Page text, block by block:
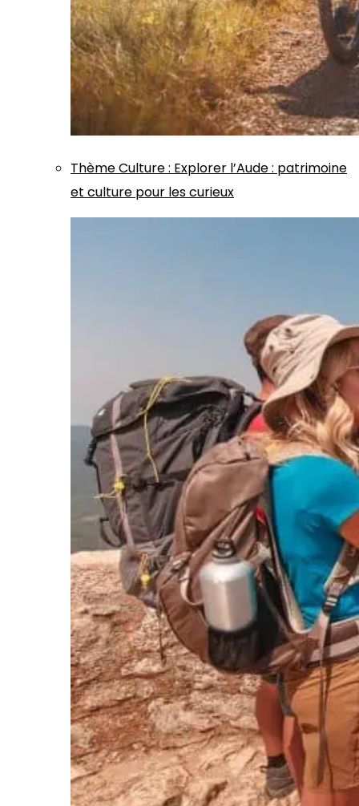
ThèmeCulture: Explorer l’Aude : patrimoine
et culture pour les curieux